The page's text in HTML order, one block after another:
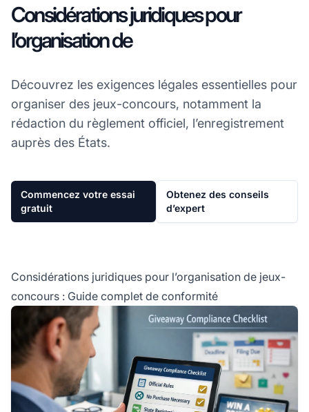
Considérations juridiques pour
l’organisation de
Découvrez les exigences légales essentielles pour
organiser des jeux-concours, notamment la
rédaction du règlement officiel, l’enregistrement
auprès des États.
Commencez votre essai
gratuit
Obtenez des conseils
d’expert
Considérations juridiques pour l’organisation de jeux-
concours : Guide complet de conformité